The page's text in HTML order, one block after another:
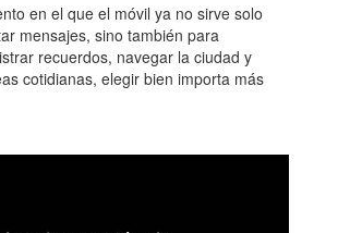
en el que el móvil ya no sirve solo
mensajes, sino también para
recuerdos, navegar la ciudad y
cotidianas, elegir bien importa más